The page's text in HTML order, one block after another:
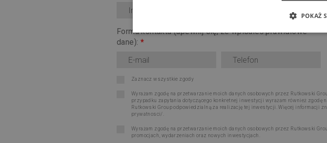
Forma kontaktu (upewnij się, że wpisałeś prawidłowe
dane): *
Zaznacz wszystkie zgody
Wyrażam zgodę na przetwarzanie moich danych osobowych przez Rutkowski
przypadku zapytania dotyczącego konkretnej inwestycji wyrażam również zgodę
Rutkowski Group odpowiedzialną za realizację tej inwestycji. Więcej informacji
prywatnosci/.
Wyrażam zgodę na przetwarzanie moich danych osobowych przez Rutkowski
promocjach, wydarzeniach oraz nowych inwestycjach.
POKAŻ